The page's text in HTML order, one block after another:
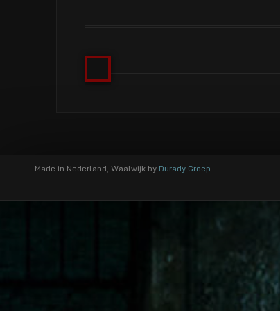
Made in Nederland, Waalwijk by Durady Groep